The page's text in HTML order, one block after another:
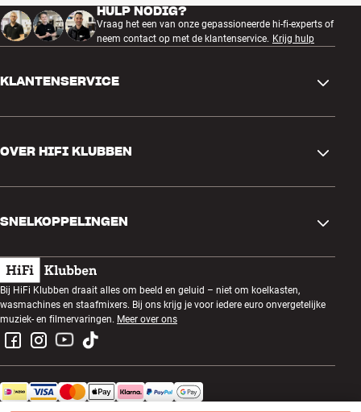
HULP NODIG?
Vraag het een van onze gepassioneerde hi-fi-experts of
neem contact op met de klantenservice. Krijg hulp
KLANTENSERVICE
Ruilen en retourneren
Bestelling herroepen
Algemene voorwaarden
Privacybeleid
OVER HIFI KLUBBEN
Klantenclub
Luisteravond
Prijsvragen
Werken bij HiFi Klubben
SNELKOPPELINGEN
Cadeaubonnen
Bouwen met geluid
Montage en installatie
Apparaten recyclen
Bij HiFi Klubben draait alles om beeld en geluid – niet om koelkasten,
wasmachines en staafmixers. Bij ons krijg je voor iedere euro onvergetelijke
muziek- en filmervaringen. Meer over ons